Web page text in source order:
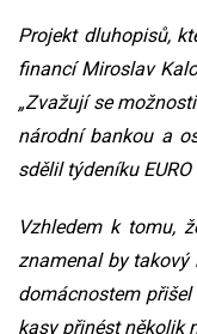
Projekt dluhopisů,
financí Miroslav
„Zvažují se
národní bankou a
sdělil týdeníku
Vzhledem k tomu,
znamenal by takový
domácnostem
kasy přinést několik